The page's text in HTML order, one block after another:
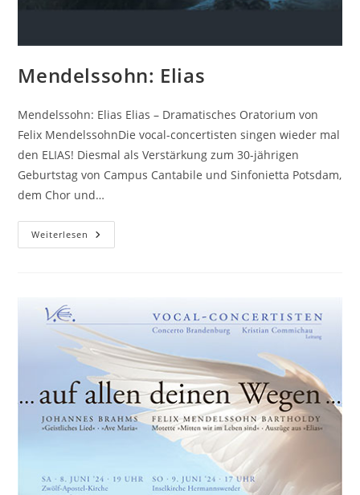
Mendelssohn: Elias
Mendelssohn: Elias Elias – Dramatisches Oratorium von
Felix MendelssohnDie vocal-concertisten singen wieder mal
den ELIAS! Diesmal als Verstärkung zum 30-jährigen
Geburtstag von Campus Cantabile und Sinfonietta Potsdam,
dem Chor und…
Weiterlesen Mendelssohn:
Elias